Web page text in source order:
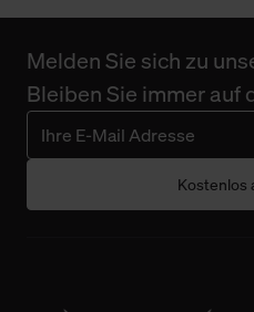
Melden Sie sich zu
Bleiben Sie immer auf
Kostenlos